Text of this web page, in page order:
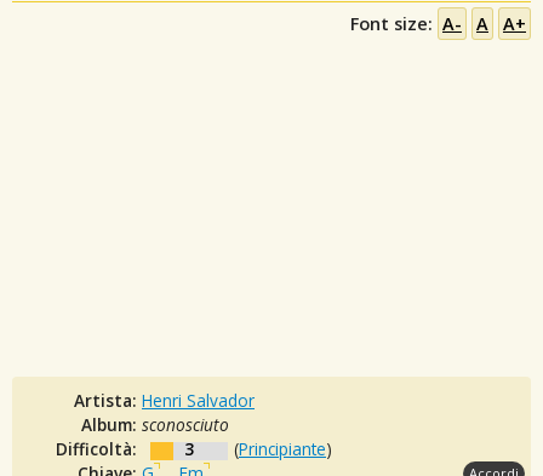
Font size: A- A A+
Artista: Henri Salvador
Album: sconosciuto
Difficoltà:
3 (Principiante)